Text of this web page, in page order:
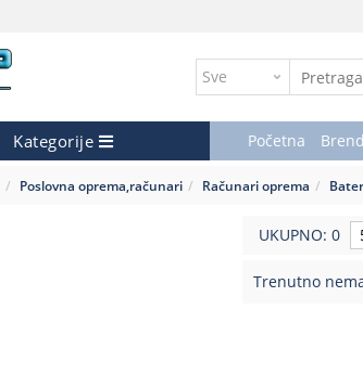
Kategorije Početna
Poslovna oprema,računari Računari oprema
UKUPNO: 0
Trenutno